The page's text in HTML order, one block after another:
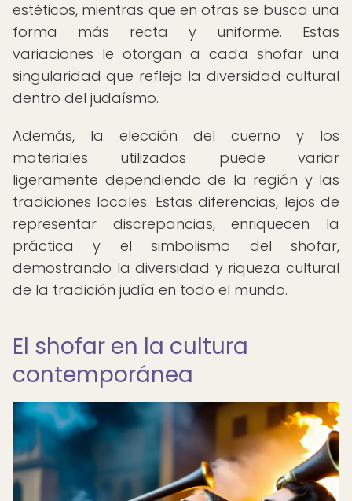
estéticos, mientras que en otras se busca una
forma más recta y uniforme. Estas
variaciones le otorgan a cada shofar una
singularidad que refleja la diversidad cultural
dentro del judaísmo.
Además, la elección del cuerno y los
materiales utilizados puede variar
ligeramente dependiendo de la región y las
tradiciones locales. Estas diferencias, lejos de
representar discrepancias, enriquecen la
práctica y el simbolismo del shofar,
demostrando la diversidad y riqueza cultural
de la tradición judía en todo el mundo.
El shofar en la cultura
contemporánea